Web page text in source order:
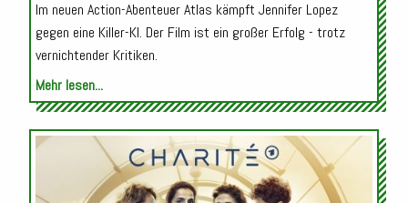
Im neuen Action-Abenteuer Atlas kämpft Jennifer Lopez
gegen eine Killer-KI. Der Film ist ein großer Erfolg - trotz
vernichtender Kritiken.
Mehr lesen...
Audio-
Player